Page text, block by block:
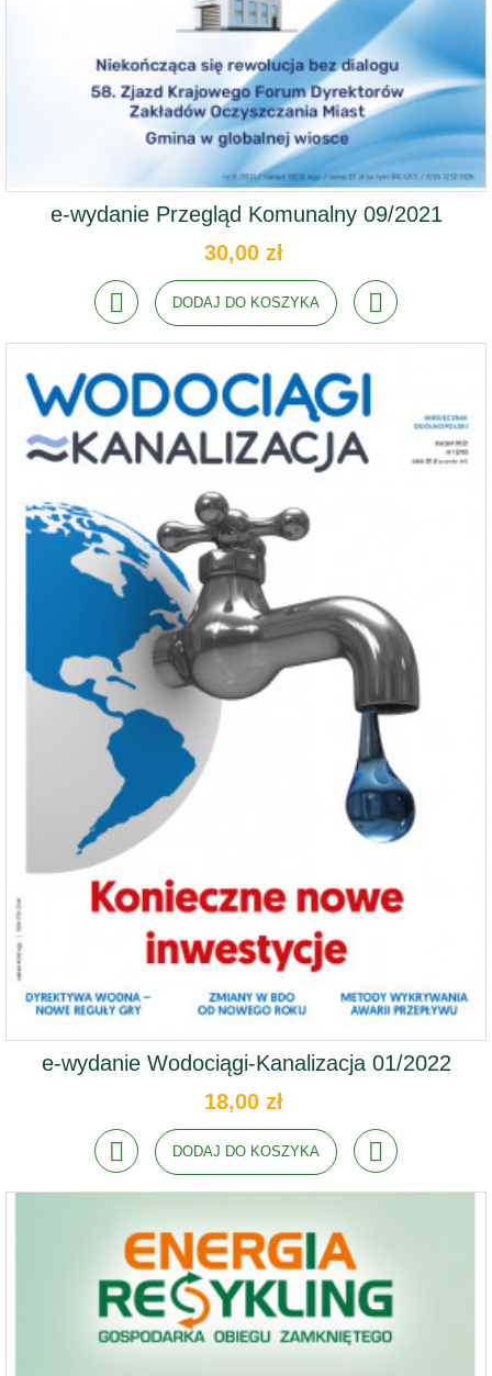
e-wydanie Przegląd Komunalny 09/2021
30,00 zł
DODAJ DO KOSZYKA
e-wydanie Wodociągi-Kanalizacja 01/2022
18,00 zł
DODAJ DO KOSZYKA